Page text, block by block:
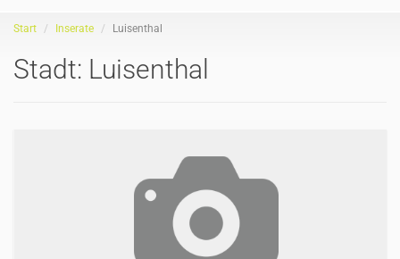
Start Inserate Luisenthal
Stadt: Luisenthal